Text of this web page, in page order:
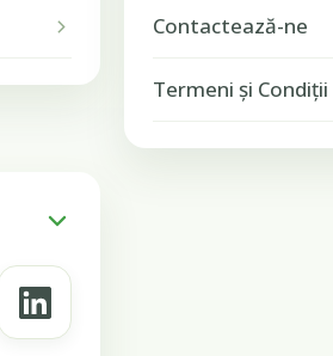
Contactează-ne
Termeni și Condiții